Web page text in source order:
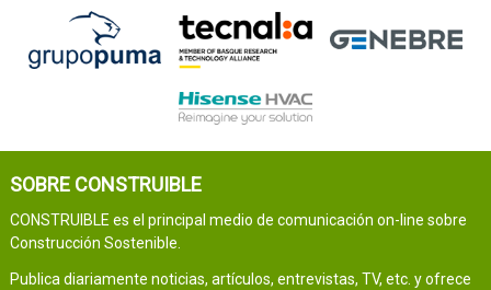
SOBRE CONSTRUIBLE
CONSTRUIBLE es el principal medio de comunicación on-line sobre
Construcción Sostenible.
Publica diariamente noticias, artículos, entrevistas, TV, etc. y ofrece